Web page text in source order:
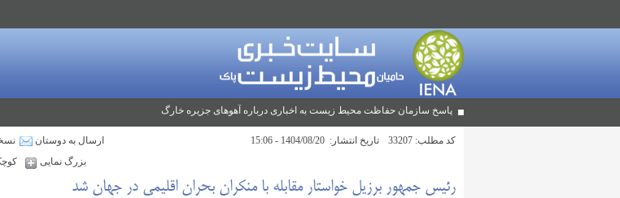
پاسخ سازمان حفاظت محیط زیست به اخباری درباره آهوهای جزیره خارگ
کد مطلب: تاریخ انتشار:
ارسال به دوستان
بزرگ نمایی
رئیس جمهور برزیل خواستار مقابله با منکران بحران اقلیمی در جهان شد